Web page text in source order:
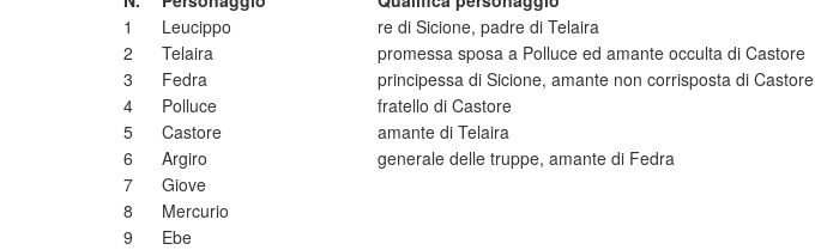
1
Leucippo re di Sicione, padre di Telaira
2
Telaira promessa sposa a Polluce ed amante occulta di Castore
3
Fedra principessa di Sicione, amante non corrisposta di Castore
4
Polluce fratello di Castore
5
Castore amante di Telaira
6
Argiro generale delle truppe, amante di Fedra
7
Giove
8
Mercurio
9
Ebe